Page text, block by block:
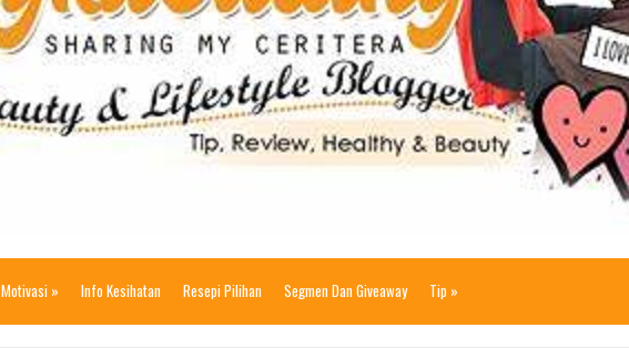
Motivasi » Info Kesihatan Resepi Pilihan Segmen Dan Giveaway Tip »